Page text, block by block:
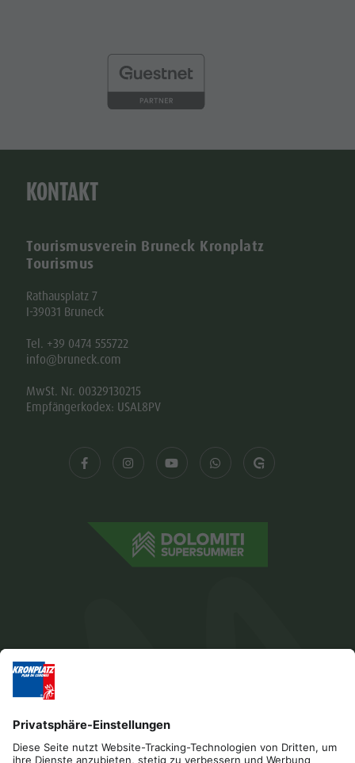
KONTAKT
Tourismusverein Bruneck Kronplatz
Tourismus
Rathausplatz 7
I-39031 Bruneck
Tel. +39 0474 555722
info@bruneck.com
MwSt. Nr. 00329130215
Empfängerkodex: USAL8PV
Impressum Datenschutz
Kontakt
Cookies